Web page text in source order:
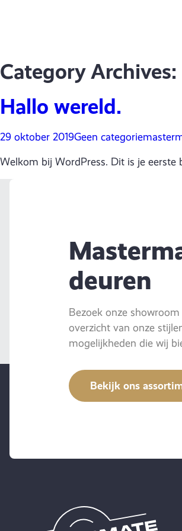
Category
Hallo wereld.
29 oktober 2019Geen categorie
Welkom bij WordPress. Dit is je
deuren
Bezoek onze
overzicht van onze
mogelijkheden die wij
Bekijk ons